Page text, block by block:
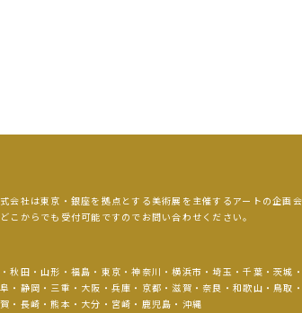
会社は東京・銀座を拠点とする美術展を主催するアートの企画会
こからでも受付可能ですのでお問い合わせください。
秋田・山形・福島・東京・神奈川・横浜市・埼玉・千葉・茨城
・静岡・三重・大阪・兵庫・京都・滋賀・奈良・和歌山・鳥取
・長崎・熊本・大分・宮崎・鹿児島・沖縄